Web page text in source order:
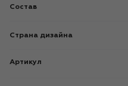
Состав
Страна дизайна
Артикул